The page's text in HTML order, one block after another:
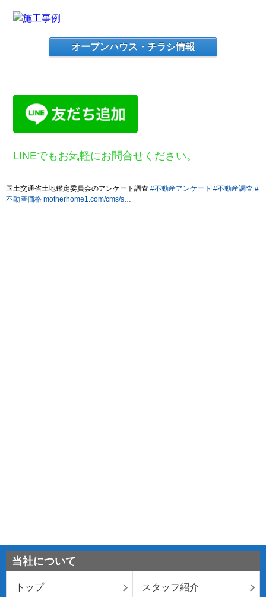
オープンハウス・チラシ情報
LINEでもお気軽にお問合せください。
当社について
トップ スタッフ紹介